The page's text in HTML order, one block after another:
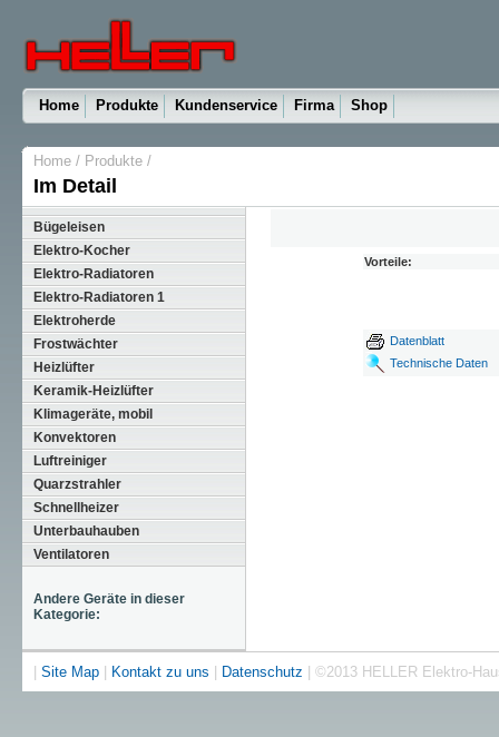
Home Produkte Kundenservice Firma Shop
Home / Produkte /
Im Detail
Bügeleisen
Elektro-Kocher
Elektro-Radiatoren
Elektro-Radiatoren 1
Elektroherde
Frostwächter
Heizlüfter
Keramik-Heizlüfter
Klimageräte, mobil
Konvektoren
Luftreiniger
Quarzstrahler
Schnellheizer
Unterbauhauben
Ventilatoren
Andere Geräte in dieser
Kategorie:
Vorteile:
Datenblatt
Technische Daten
Site Map| Kontakt zu uns Datenschutz | ©2013 HELLER Elektro-